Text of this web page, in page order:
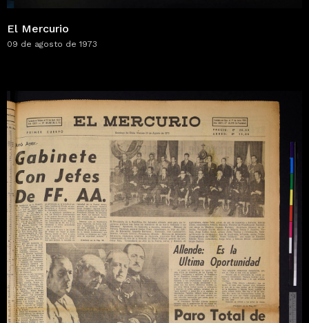
El Mercurio
09 de agosto de 1973